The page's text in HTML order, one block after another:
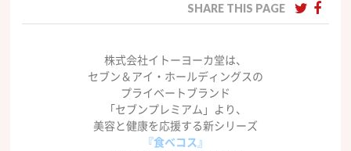
SHARE THIS PAGE
株式会社イトーヨーカ堂は、
セブン＆アイ・ホールディングスの
プライベートブランド
「セブンプレミアム」より、
美容と健康を応援する新シリーズ
『食べコス』